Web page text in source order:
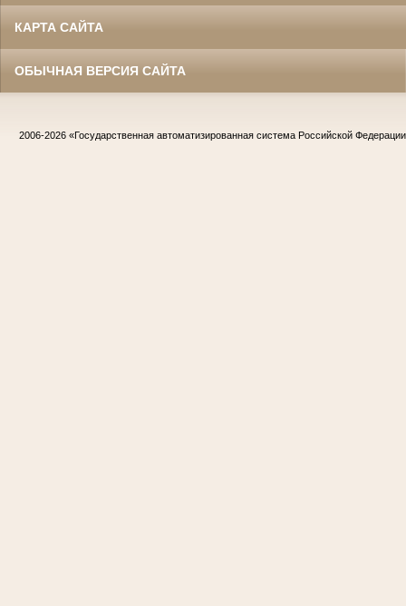
КАРТА САЙТА
ОБЫЧНАЯ ВЕРСИЯ САЙТА
2006-2026 «Государственная автоматизированная система Российской